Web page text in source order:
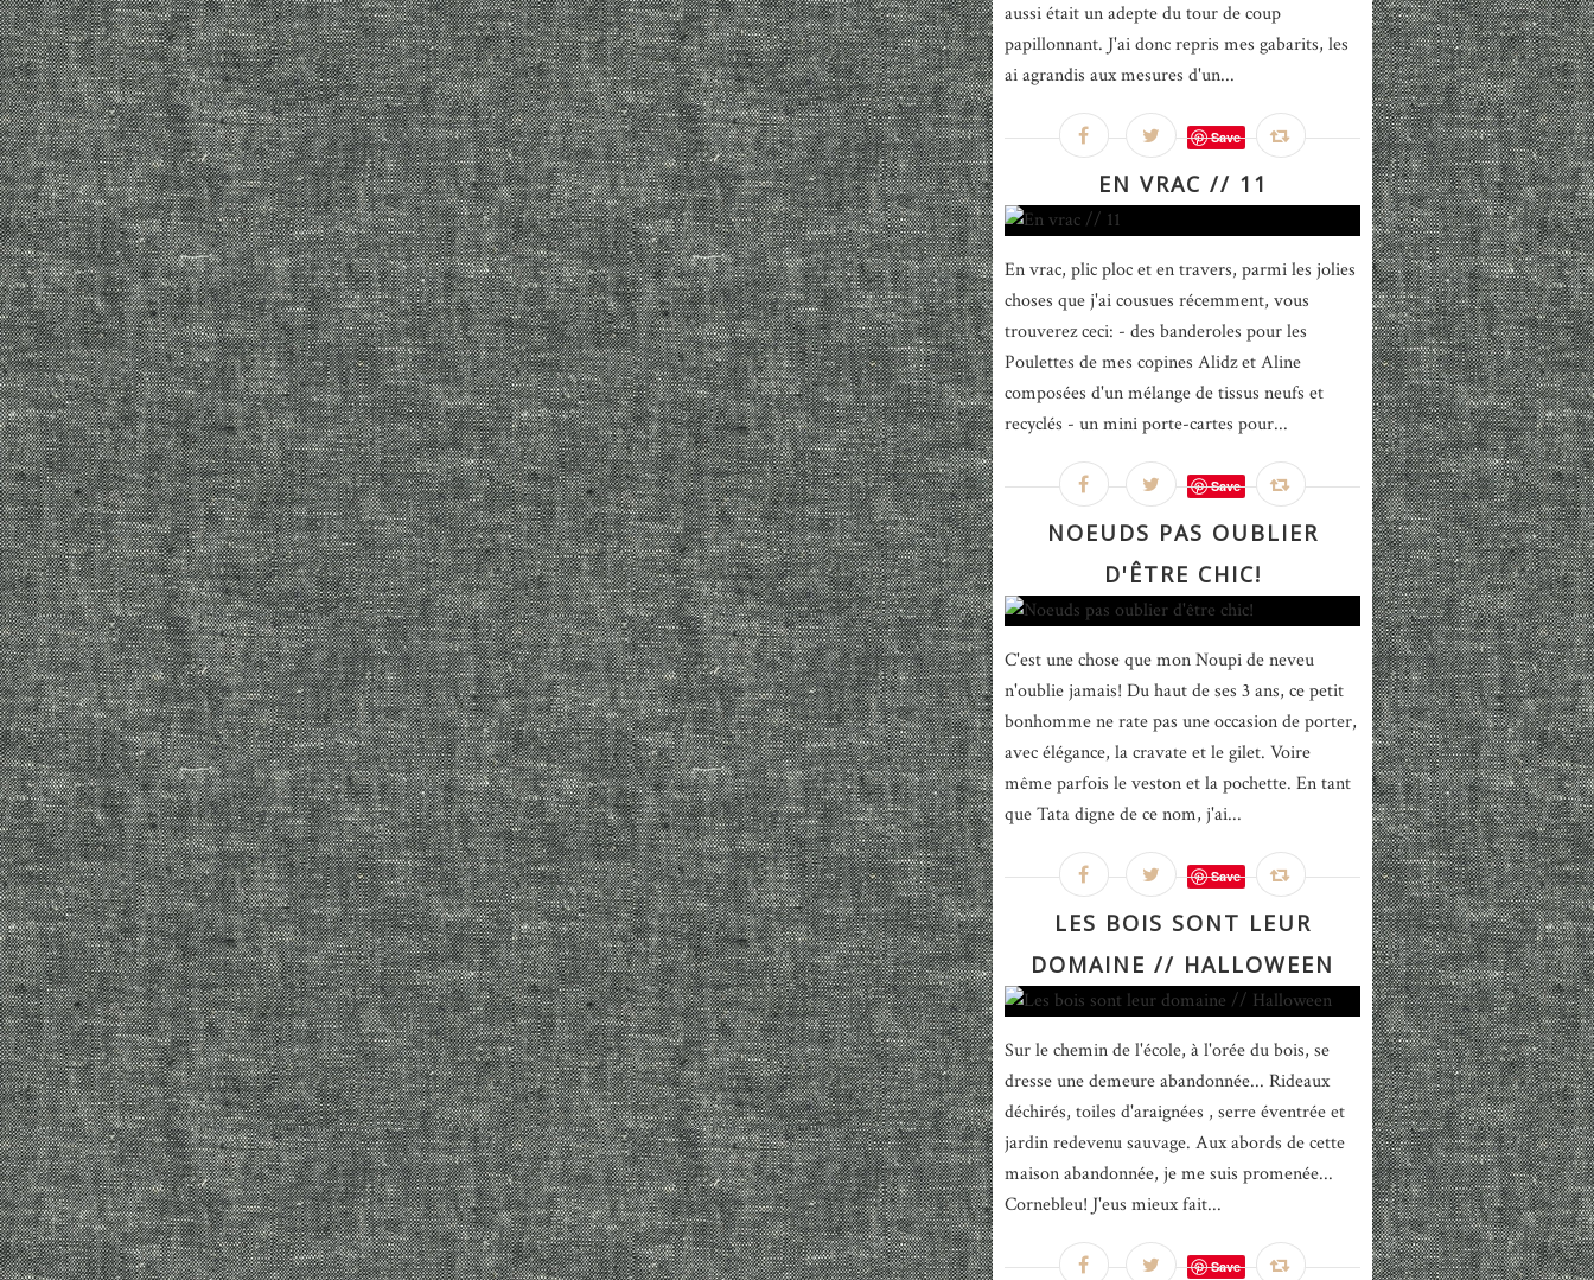
aussi était un adepte du tour de coup
papillonnant. J'ai donc repris mes gabarits, les
ai agrandis aux mesures d'un...
Save
EN VRAC // 11
En vrac, plic ploc et en travers, parmi les jolies
choses que j'ai cousues récemment, vous
trouverez ceci: - des banderoles pour les
Poulettes de mes copines Alidz et Aline
composées d'un mélange de tissus neufs et
recyclés - un mini porte-cartes pour...
Save
NOEUDS PAS OUBLIER
D'ÊTRE CHIC!
C'est une chose que mon Noupi de neveu
n'oublie jamais! Du haut de ses 3 ans, ce petit
bonhomme ne rate pas une occasion de porter,
avec élégance, la cravate et le gilet. Voire
même parfois le veston et la pochette. En tant
que Tata digne de ce nom, j'ai...
Save
LES BOIS SONT LEUR
DOMAINE // HALLOWEEN
Sur le chemin de l'école, à l'orée du bois, se
dresse une demeure abandonnée... Rideaux
déchirés, toiles d'araignées , serre éventrée et
jardin redevenu sauvage. Aux abords de cette
maison abandonnée, je me suis promenée...
Cornebleu! J'eus mieux fait...
Save